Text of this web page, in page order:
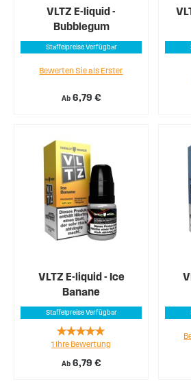
VLTZ E-liquid -
Bubblegum
Staffelpreise Verfügbar
Ab 6,79 €
Bewerten Sie als Erster
VLTZ E-liquid - Ice
Banane
Staffelpreise Verfügbar
Ab 6,79 €
Rating:
100%
1 Ihre Bewertung